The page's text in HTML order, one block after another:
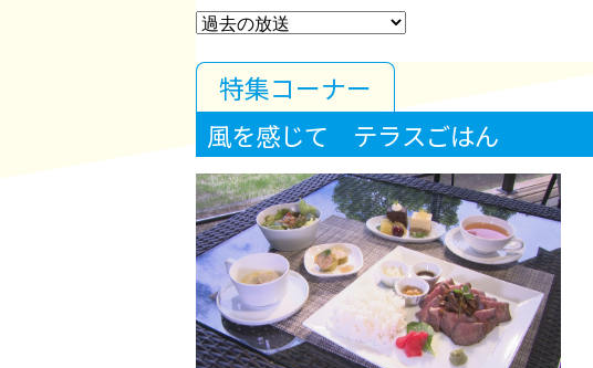
特集コーナー
風を感じて テラスごはん